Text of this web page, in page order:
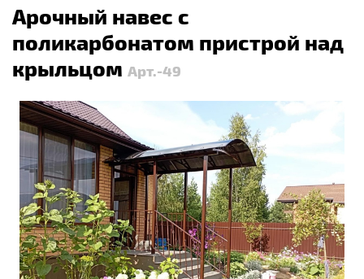
Арочный навес с
поликарбонатом пристрой над
крыльцом Арт.-49